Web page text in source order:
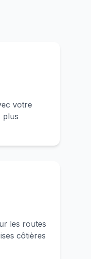
votre
plus
les routes
côtières